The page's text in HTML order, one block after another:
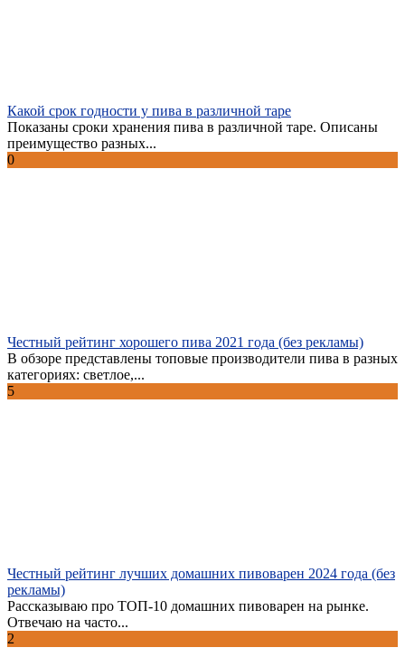
Какой срок годности у пива в различной таре
Показаны сроки хранения пива в различной таре. Описаны
преимущество разных...
0
Честный рейтинг хорошего пива 2021 года (без рекламы)
В обзоре представлены топовые производители пива в разных
категориях: светлое,...
5
Честный рейтинг лучших домашних пивоварен 2024 года (без
рекламы)
Рассказываю про ТОП-10 домашних пивоварен на рынке.
Отвечаю на часто...
2